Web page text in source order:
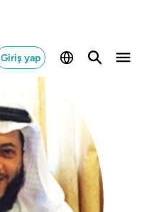
Giriş yap